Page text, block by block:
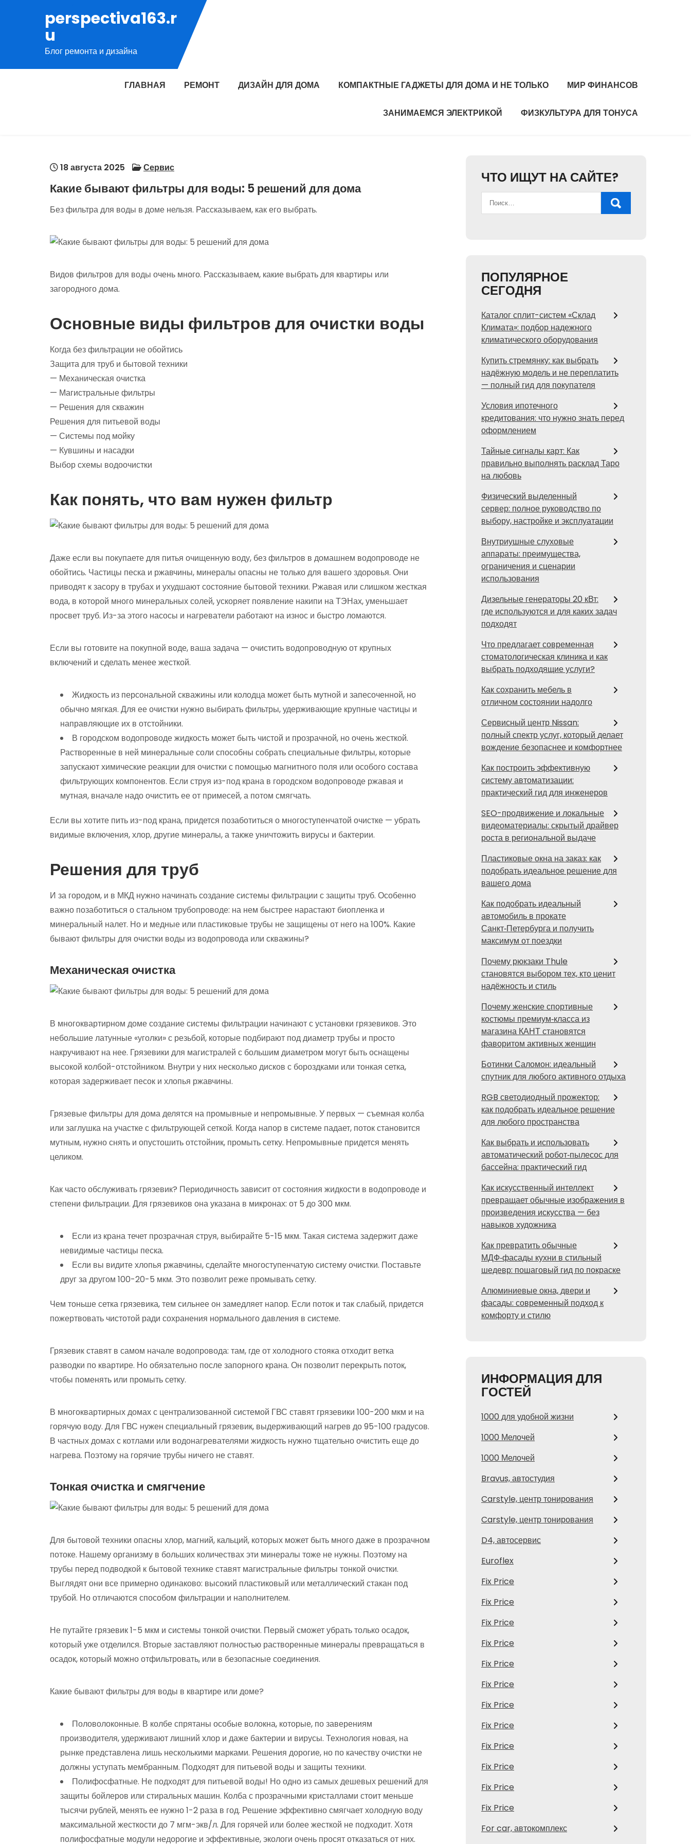
содержимому
perspectiva163.r
u
Блог ремонта и дизайна
ГЛАВНАЯ РЕМОНТ ДИЗАЙН ДЛЯ ДОМА КОМПАКТНЫЕ ГАДЖЕТЫ ДЛЯ ДОМА И НЕ ТОЛЬКО МИР ФИНАНСОВ
ЗАНИМАЕМСЯ ЭЛЕКТРИКОЙ ФИЗКУЛЬТУРА ДЛЯ ТОНУСА
18 августа 2025 Сервис
Какие бывают фильтры для воды: 5 решений для дома
Без фильтра для воды в доме нельзя. Рассказываем, как его выбрать.
Видов фильтров для воды очень много. Рассказываем, какие выбрать для квартиры или
загородного дома.
Основные виды фильтров для очистки воды
Когда без фильтрации не обойтись
Защита для труб и бытовой техники
— Механическая очистка
— Магистральные фильтры
— Решения для скважин
Решения для питьевой воды
— Системы под мойку
— Кувшины и насадки
Выбор схемы водоочистки
Как понять, что вам нужен фильтр
Даже если вы покупаете для питья очищенную воду, без фильтров в домашнем водопроводе не
обойтись. Частицы песка и ржавчины, минералы опасны не только для вашего здоровья. Они
приводят к засору в трубах и ухудшают состояние бытовой техники. Ржавая или слишком жесткая
вода, в которой много минеральных солей, ускоряет появление накипи на ТЭНах, уменьшает
просвет труб. Из-за этого насосы и нагреватели работают на износ и быстро ломаются.
Если вы готовите на покупной воде, ваша задача — очистить водопроводную от крупных
включений и сделать менее жесткой.
Жидкость из персональной скважины или колодца может быть мутной и запесоченной, но
обычно мягкая. Для ее очистки нужно выбирать фильтры, удерживающие крупные частицы и
направляющие их в отстойники.
В городском водопроводе жидкость может быть чистой и прозрачной, но очень жесткой.
Растворенные в ней минеральные соли способны собрать специальные фильтры, которые
запускают химические реакции для очистки с помощью магнитного поля или особого состава
фильтрующих компонентов. Если струя из-под крана в городском водопроводе ржавая и
мутная, вначале надо очистить ее от примесей, а потом смягчать.
Если вы хотите пить из-под крана, придется позаботиться о многоступенчатой очистке — убрать
видимые включения, хлор, другие минералы, а также уничтожить вирусы и бактерии.
Решения для труб
И за городом, и в МКД нужно начинать создание системы фильтрации с защиты труб. Особенно
важно позаботиться о стальном трубопроводе: на нем быстрее нарастают биопленка и
минеральный налет. Но и медные или пластиковые трубы не защищены от него на 100%. Какие
бывают фильтры для очистки воды из водопровода или скважины?
Механическая очистка
В многоквартирном доме создание системы фильтрации начинают с установки грязевиков. Это
небольшие латунные «уголки» с резьбой, которые подбирают под диаметр трубы и просто
накручивают на нее. Грязевики для магистралей с большим диаметром могут быть оснащены
высокой колбой-отстойником. Внутри у них несколько дисков с бороздками или тонкая сетка,
которая задерживает песок и хлопья ржавчины.
Грязевые фильтры для дома делятся на промывные и непромывные. У первых — съемная колба
или заглушка на участке с фильтрующей сеткой. Когда напор в системе падает, поток становится
мутным, нужно снять и опустошить отстойник, промыть сетку. Непромывные придется менять
целиком.
Как часто обслуживать грязевик? Периодичность зависит от состояния жидкости в водопроводе и
степени фильтрации. Для грязевиков она указана в микронах: от 5 до 300 мкм.
Если из крана течет прозрачная струя, выбирайте 5-15 мкм. Такая система задержит даже
невидимые частицы песка.
Если вы видите хлопья ржавчины, сделайте многоступенчатую систему очистки. Поставьте
друг за другом 100-20-5 мкм. Это позволит реже промывать сетку.
Чем тоньше сетка грязевика, тем сильнее он замедляет напор. Если поток и так слабый, придется
пожертвовать чистотой ради сохранения нормального давления в системе.
Грязевик ставят в самом начале водопровода: там, где от холодного стояка отходит ветка
разводки по квартире. Но обязательно после запорного крана. Он позволит перекрыть поток,
чтобы поменять или промыть сетку.
В многоквартирных домах с централизованной системой ГВС ставят грязевики 100-200 мкм и на
горячую воду. Для ГВС нужен специальный грязевик, выдерживающий нагрев до 95-100 градусов.
В частных домах с котлами или водонагревателями жидкость нужно тщательно очистить еще до
нагрева. Поэтому на горячие трубы ничего не ставят.
Тонкая очистка и смягчение
Для бытовой техники опасны хлор, магний, кальций, которых может быть много даже в прозрачном
потоке. Нашему организму в больших количествах эти минералы тоже не нужны. Поэтому на
трубы перед подводкой к бытовой технике ставят магистральные фильтры тонкой очистки.
Выглядят они все примерно одинаково: высокий пластиковый или металлический стакан под
трубой. Но отличаются способом фильтрации и наполнителем.
Не путайте грязевик 1-5 мкм и системы тонкой очистки. Первый сможет убрать только осадок,
который уже отделился. Вторые заставляют полностью растворенные минералы превращаться в
осадок, который можно отфильтровать, или в безопасные соединения.
Какие бывают фильтры для воды в квартире или доме?
Половолоконные. В колбе спрятаны особые волокна, которые, по заверениям
производителя, удерживают лишний хлор и даже бактерии и вирусы. Технология новая, на
рынке представлена лишь несколькими марками. Решения дорогие, но по качеству очистки не
должны уступать мембранным. Подходят для питьевой воды и защиты техники.
Полифосфатные. Не подходят для питьевой воды! Но одно из самых дешевых решений для
защиты бойлеров или стиральных машин. Колба с прозрачными кристаллами стоит меньше
тысячи рублей, менять ее нужно 1-2 раза в год. Решение эффективно смягчает холодную воду
максимальной жесткости до 7 мгм-экв/л. Для горячей или более жесткой не подходит. Хотя
полифосфатные модули недорогие и эффективные, экологи очень просят отказаться от них.
ЧТО ИЩУТ НА САЙТЕ?
ПОПУЛЯРНОЕ
СЕГОДНЯ
Каталог сплит-систем «Склад
Климата»: подбор надежного
климатического оборудования
Купить стремянку: как выбрать
надёжную модель и не переплатить
— полный гид для покупателя
Условия ипотечного
кредитования: что нужно знать перед
оформлением
Тайные сигналы карт: Как
правильно выполнять расклад Таро
на любовь
Физический выделенный
сервер: полное руководство по
выбору, настройке и эксплуатации
Внутриушные слуховые
аппараты: преимущества,
ограничения и сценарии
использования
Дизельные генераторы 20 кВт:
где используются и для каких задач
подходят
Что предлагает современная
стоматологическая клиника и как
выбрать подходящие услуги?
Как сохранить мебель в
отличном состоянии надолго
Сервисный центр Nissan:
полный спектр услуг, который делает
вождение безопаснее и комфортнее
Как построить эффективную
систему автоматизации:
практический гид для инженеров
SEO-продвижение и локальные
видеоматериалы: скрытый драйвер
роста в региональной выдаче
Пластиковые окна на заказ: как
подобрать идеальное решение для
вашего дома
Как подобрать идеальный
автомобиль в прокате
Санкт‑Петербурга и получить
максимум от поездки
Почему рюкзаки Thule
становятся выбором тех, кто ценит
надёжность и стиль
Почему женские спортивные
костюмы премиум‑класса из
магазина КАНТ становятся
фаворитом активных женщин
Ботинки Саломон: идеальный
спутник для любого активного отдыха
RGB светодиодный прожектор:
как подобрать идеальное решение
для любого пространства
Как выбрать и использовать
автоматический робот‑пылесос для
бассейна: практический гид
Как искусственный интеллект
превращает обычные изображения в
произведения искусства — без
навыков художника
Как превратить обычные
МДФ‑фасады кухни в стильный
шедевр: пошаговый гид по покраске
Алюминиевые окна, двери и
фасады: современный подход к
комфорту и стилю
ИНФОРМАЦИЯ ДЛЯ
ГОСТЕЙ
1000 для удобной жизни
1000 Мелочей
1000 Мелочей
Bravus, автостудия
Carstyle, центр тонирования
Carstyle, центр тонирования
D4, автосервис
Euroflex
Fix Price
Fix Price
Fix Price
Fix Price
Fix Price
Fix Price
Fix Price
Fix Price
Fix Price
Fix Price
Fix Price
Fix Price
For car, автокомплекс